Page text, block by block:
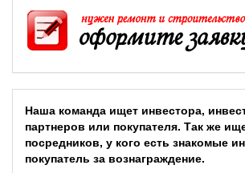
Наша команда ищет инвестора,
партнеров или покупателя. Так же
посредников, у кого есть знакомые
покупатель за вознаграждение.